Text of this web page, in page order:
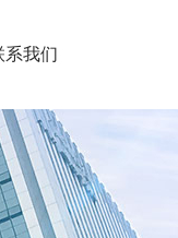
系我们